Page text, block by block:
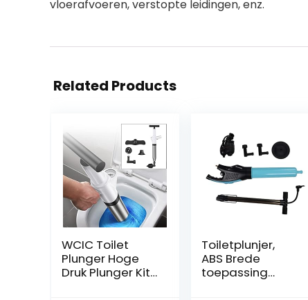
vloerafvoeren, verstopte leidingen, enz.
Related Products
WCIC Toilet
Plunger Hoge
Druk Plunger Kit
Toiletplunjer,
ABS Brede
toepassing